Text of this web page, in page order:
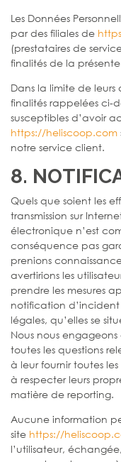
Les Données
par des filiales de
(prestataires de
finalités de la
Dans la limite de
finalités rappelées ci-
susceptibles d’avoir
https://heliscoop.com
notre service client.
8.
Quels que soient les
transmission sur
électronique n’est
conséquence pas
prenions
avertirions les
prendre les mesures
notification
légales, qu’elles se
Nous nous
toutes les questions
à leur fournir toutes
à respecter leurs
matière de reporting.
Aucune information
site https://
l’utilisateur,